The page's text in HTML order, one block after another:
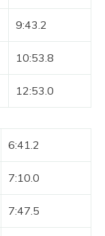
9:43.2
10:53.8
12:53.0
6:41.2
7:10.0
7:47.5